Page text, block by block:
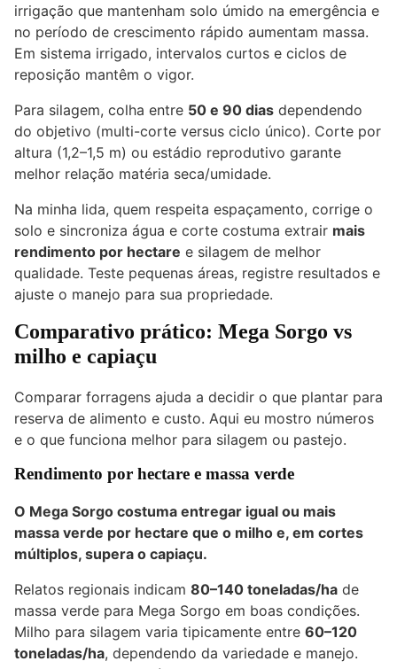
irrigação que mantenham solo úmido na emergência e
no período de crescimento rápido aumentam massa.
Em sistema irrigado, intervalos curtos e ciclos de
reposição mantêm o vigor.
Para silagem, colha entre 50 e 90 dias dependendo
do objetivo (multi-corte versus ciclo único). Corte por
altura (1,2–1,5 m) ou estádio reprodutivo garante
melhor relação matéria seca/umidade.
Na minha lida, quem respeita espaçamento, corrige o
solo e sincroniza água e corte costuma extrair mais
rendimento por hectare e silagem de melhor
qualidade. Teste pequenas áreas, registre resultados e
ajuste o manejo para sua propriedade.
Comparativo prático: Mega Sorgo vs
milho e capiaçu
Comparar forragens ajuda a decidir o que plantar para
reserva de alimento e custo. Aqui eu mostro números
e o que funciona melhor para silagem ou pastejo.
Rendimento por hectare e massa verde
O Mega Sorgo costuma entregar igual ou mais
massa verde por hectare que o milho e, em cortes
múltiplos, supera o capiaçu.
Relatos regionais indicam 80–140 toneladas/ha de
massa verde para Mega Sorgo em boas condições.
Milho para silagem varia tipicamente entre 60–120
toneladas/ha, dependendo da variedade e manejo.